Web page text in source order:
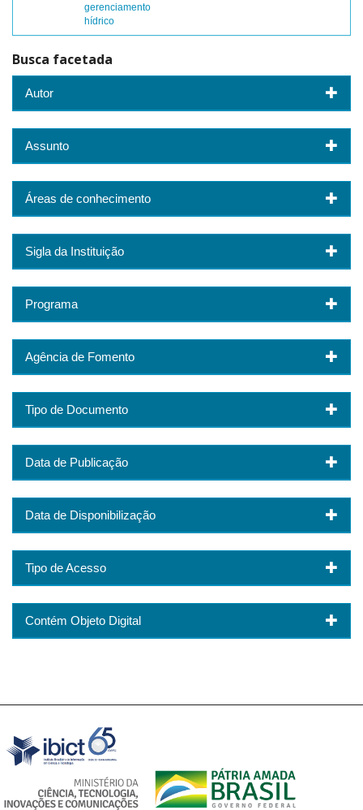
gerenciamento
hídrico
Busca facetada
Autor
Assunto
Áreas de conhecimento
Sigla da Instituição
Programa
Agência de Fomento
Tipo de Documento
Data de Publicação
Data de Disponibilização
Tipo de Acesso
Contém Objeto Digital